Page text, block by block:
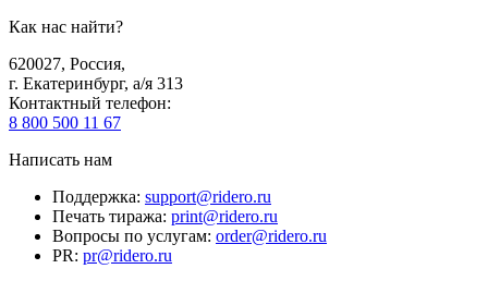
Как нас найти?
620027, Россия,
г. Екатеринбург, а/я 313
Контактный телефон:
8 800 500 11 67
Написать нам
Поддержка: support@ridero.ru
Печать тиража: print@ridero.ru
Вопросы по услугам: order@ridero.ru
PR: pr@ridero.ru